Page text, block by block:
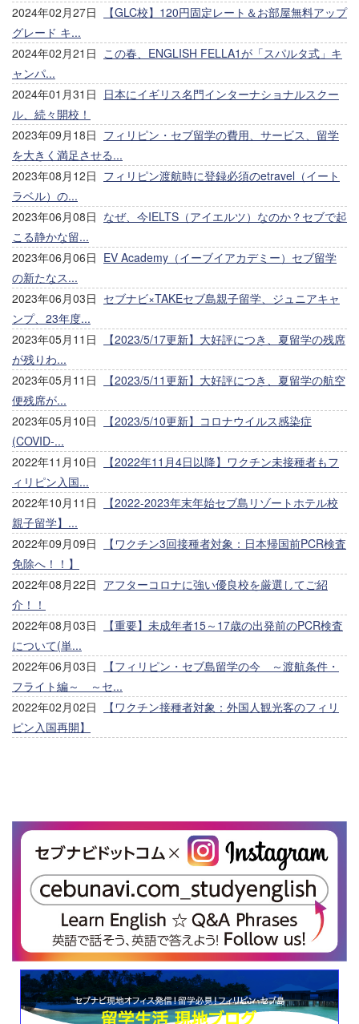
2024年02月27日
【GLC校】120円固定レート＆お部屋無料アップ
グレード キ...
2024年02月21日 この春、ENGLISH FELLA1が「スパルタ式」キ
ャンパ...
2024年01月31日 日本にイギリス名門インターナショナルスクー
ル、続々開校！
2023年09月18日 フィリピン・セブ留学の費用、サービス、留学
を大きく満足させる...
2023年08月12日 フィリピン渡航時に登録必須のetravel（イート
ラベル）の...
2023年06月08日 なぜ、今IELTS（アイエルツ）なのか？セブで起
こる静かな留...
2023年06月06日 EV Academy（イーブイアカデミー）セブ留学
の新たなス...
2023年06月03日 セブナビ×TAKEセブ島親子留学、ジュニアキャ
ンプ、23年度...
2023年05月11日
【2023/5/17更新】大好評につき、夏留学の残席
が残りわ...
2023年05月11日
【2023/5/11更新】大好評につき、夏留学の航空
便残席が...
2023年05月10日
【2023/5/10更新】コロナウイルス感染症
(COVID-...
2022年11月10日
【2022年11月4日以降】ワクチン未接種者もフ
ィリピン入国...
2022年10月11日
【2022-2023年末年始セブ島リゾートホテル校
親子留学】...
2022年09月09日
【ワクチン3回接種者対象：日本帰国前PCR検査
免除へ！！】
2022年08月22日 アフターコロナに強い優良校を厳選してご紹
介！！
2022年08月03日
【重要】未成年者15～17歳の出発前のPCR検査
について(単...
2022年06月03日
【フィリピン・セブ島留学の今 ～渡航条件・
フライト編～ ～セ...
2022年02月02日
【ワクチン接種者対象：外国人観光客のフィリ
ピン入国再開】